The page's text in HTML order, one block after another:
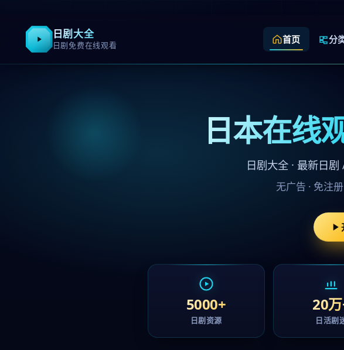
日剧大全
日剧免费在线观看 首页 分
日本在线
日剧大全 · 最新日
无广告 · 免注
5000+
日剧资源
20
日活剧